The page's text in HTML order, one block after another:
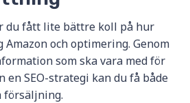
du fått lite bättre koll på hur
och optimering. Genom
som ska vara med för
SEO-strategi kan du få både
försäljning.